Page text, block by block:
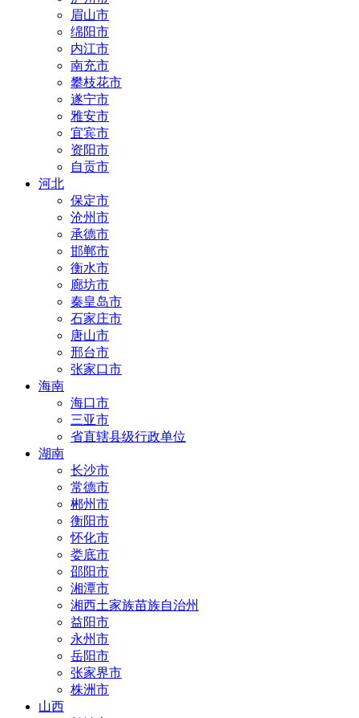
眉山市
绵阳市
内江市
南充市
攀枝花市
遂宁市
雅安市
宜宾市
资阳市
自贡市
河北
保定市
沧州市
承德市
邯郸市
衡水市
廊坊市
秦皇岛市
石家庄市
唐山市
邢台市
张家口市
海南
海口市
三亚市
省直辖县级行政单位
湖南
长沙市
常德市
郴州市
衡阳市
怀化市
娄底市
邵阳市
湘潭市
湘西土家族苗族自治州
益阳市
永州市
岳阳市
张家界市
株洲市
山西